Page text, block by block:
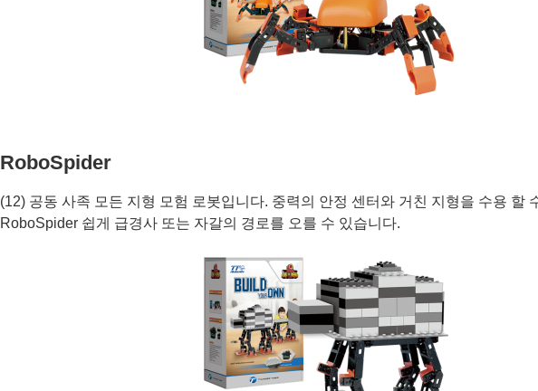
RoboSpider
(12) 공동 사족 모든 지형 모험 로봇입니다. 중력의 안정 센터와 거친 지형을 수용 할
RoboSpider 쉽게 급경사 또는 자갈의 경로를 오를 수 있습니다.